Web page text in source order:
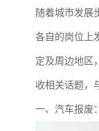
随着城市发展
各自的岗位上
定及周边地区
收相关话题，
一、汽车报废